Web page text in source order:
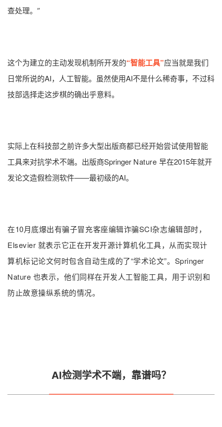
查处理。 ”
这个为建立的主动发现机制所开发的“智能工具”应当就是我们
日常所说的AI，人工智能。虽然使用AI不是什么稀奇事，不过科
技部选择走这步棋的确出乎意料。
实际上在科技部之前许多大型出版商都已经开始尝试使用智能
工具来对抗学术不端。出版商Springer Nature 早在2015年就开
发论文造假检测软件——最初级的AI。
在10月底爆出有骗子冒充客座编辑诈骗SCI杂志编辑部时，
Elsevier 就表示它正在开发开源计算机化工具，从而实现计
算机标记论文何时包含自动生成的了“学术论文”。 Springer
Nature 也表示，他们同样在开发人工智能工具，用于识别和
防止故意操纵系统的情况。
AI检测学术不端，靠谱吗？